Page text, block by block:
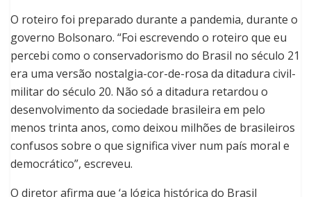
O roteiro foi preparado durante a pandemia, durante o
governo Bolsonaro. “Foi escrevendo o roteiro que eu
percebi como o conservadorismo do Brasil no século 21
era uma versão nostalgia-cor-de-rosa da ditadura civil-
militar do século 20. Não só a ditadura retardou o
desenvolvimento da sociedade brasileira em pelo
menos trinta anos, como deixou milhões de brasileiros
confusos sobre o que significa viver num país moral e
democrático”, escreveu.
O diretor afirma que ‘a lógica histórica do Brasil